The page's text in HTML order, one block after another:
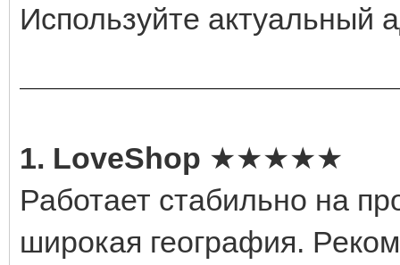
Используйте актуальный
1. LoveShop ★★★★★
Работает стабильно на
широкая география.